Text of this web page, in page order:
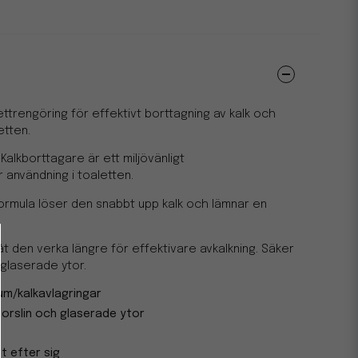
för effektivt borttagning av kalk och
Kalkborttagare är ett miljövänligt
i toaletten.
löser den snabbt upp kalk och lämnar en
den verka längre för effektivare avkalkning. Säker
ytor.
kalkavlagringar
och glaserade ytor
efter sig